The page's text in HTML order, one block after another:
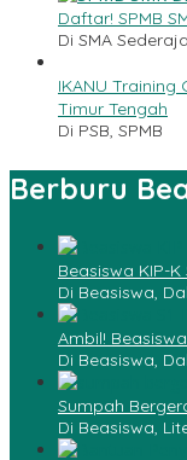
Daftar! SPMB
Di SMA
IKANU Training
Timur Tengah
Di PSB, SPMB
Berburu
Beasiswa KIP-
Di Beasiswa,
Ambil!
Di Beasiswa,
Sumpah
Di Beasiswa,